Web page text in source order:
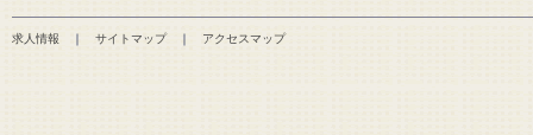
求人情報 ｜ サイトマップ｜ アクセスマップ